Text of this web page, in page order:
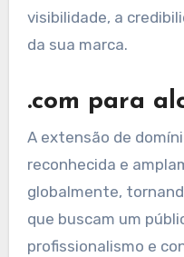
visibilidade, a
da sua marca.
.com para
A extensão de
reconhecida e
globalmente,
que buscam um
profissionalismo e